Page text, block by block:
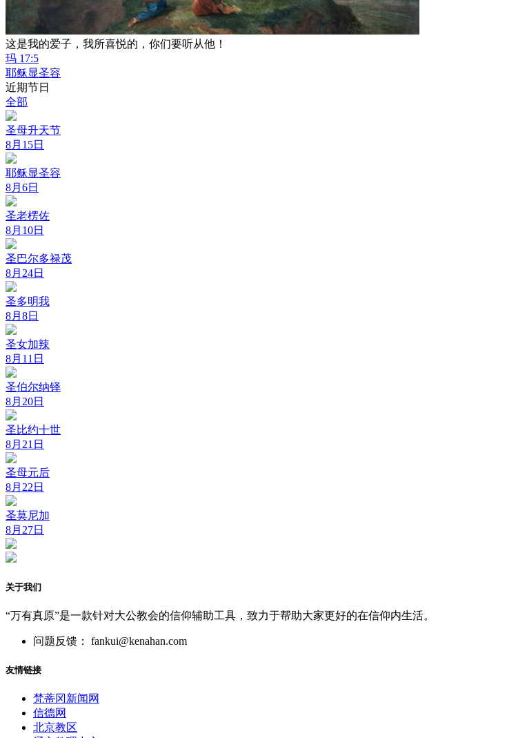
这是我的爱子，我所喜悦的，你们要听从他！
玛 17:5
耶稣显圣容
近期节日
全部
圣母升天节
8月15日
耶稣显圣容
8月6日
圣老楞佐
8月10日
圣巴尔多禄茂
8月24日
圣多明我
8月8日
圣女加辣
8月11日
圣伯尔纳铎
8月20日
圣比约十世
8月21日
圣母元后
8月22日
圣莫尼加
8月27日
关于我们
“万有真原”是一款针对大公教会的信仰辅助工具，致力于帮助大家更好的在信仰内生活。
问题反馈： fankui@kenahan.com
友情链接
梵蒂冈新闻网
信德网
北京教区